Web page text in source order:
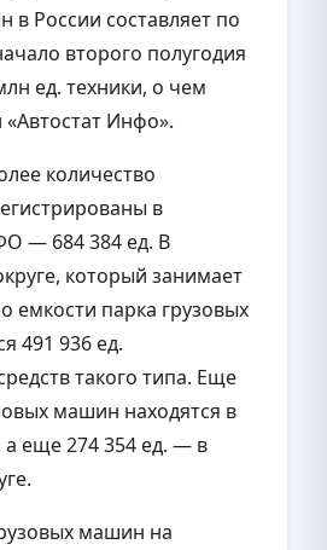
в России составляет по
второго полугодия
ед. техники, о чем
Инфо».
количество
в
— 684 384 ед. В
который занимает
емкости парка грузовых
491 936 ед.
такого типа. Еще
машин находятся в
еще 274 354 ед. — в
машин на